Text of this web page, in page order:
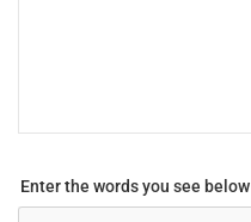
Enter the words you see below